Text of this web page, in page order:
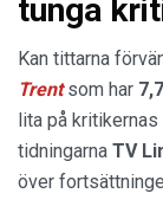
tunga
Kan tittarna
Trent som har
lita på
tidningarna TV
över